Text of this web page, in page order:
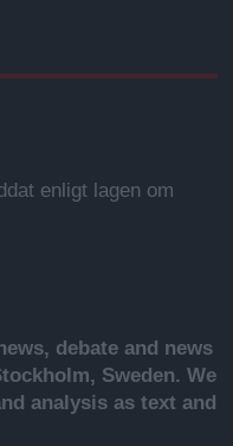
enligt lagen om
debate and news
Sweden. We
analysis as text and